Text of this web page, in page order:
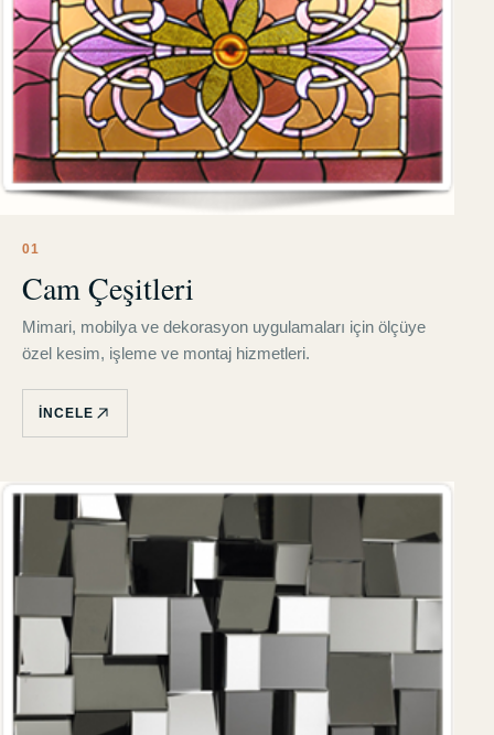
01
Cam Çeşitleri
Mimari, mobilya ve dekorasyon uygulamaları için ölçüye
özel kesim, işleme ve montaj hizmetleri.
İNCELE